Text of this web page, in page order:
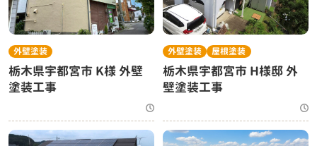
外壁塗装
栃木県宇都宮市 K様 外壁
塗装工事
外壁塗装 屋根塗装
栃木県宇都宮市 H様邸 外
壁塗装工事